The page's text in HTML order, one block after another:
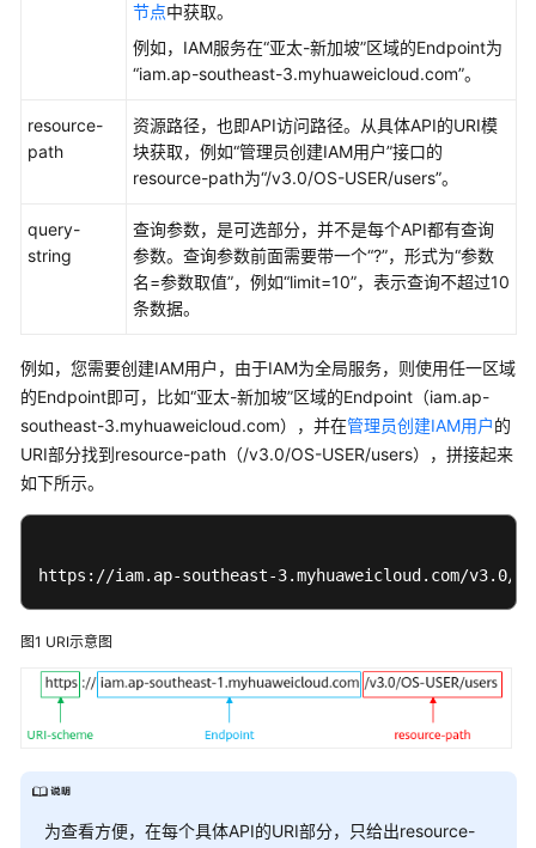
考
前
必
概
如
调
造
求
认
节点中获取。
例如，IAM服务在“亚太-新加坡”区域的Endpoint为
“iam.ap-southeast-3.myhuaweicloud.com”。
resource-
path
资源路径，也即API访问路径。从具体API的URI模
块获取，例如“管理员创建IAM用户”接口的
resource-path为“/v3.0/OS-USER/users”。
query-
string
查询参数，是可选部分，并不是每个API都有查询
参数。查询参数前面需要带一个“?”，形式为“参数
名=参数取值”，例如“limit=10”，表示查询不超过10
条数据。
例如，您需要创建IAM用户，由于IAM为全局服务，则使用任一区域
的Endpoint即可，比如“亚太-新加坡”区域的Endpoint（iam.ap-
southeast-3.myhuaweicloud.com），并在管理员创建IAM用户的
URI部分找到resource-path（/v3.0/OS-USER/users），拼接起来
如下所示。
https://iam.ap-southeast-3.myhuaweicloud.com/v3.0/
图1 URI示意图
为查看方便，在每个具体API的URI部分，只给出resource-